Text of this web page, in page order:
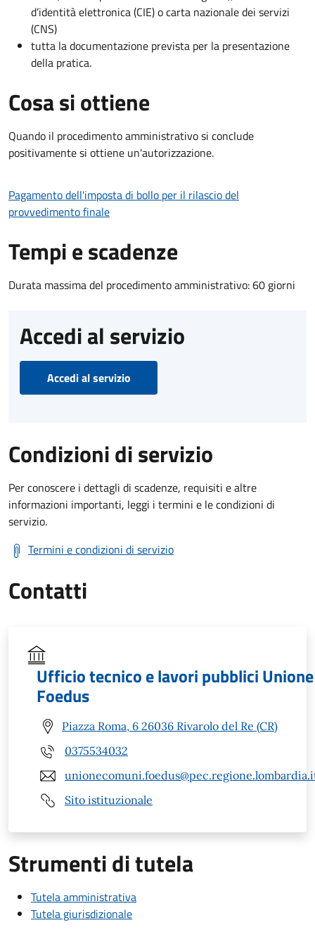
d’identità elettronica (CIE) o carta nazionale dei servizi
(CNS)
tutta la documentazione prevista per la presentazione
della pratica.
Cosa si ottiene
Quando il procedimento amministrativo si conclude
positivamente si ottiene un'autorizzazione.
Pagamento dell'imposta di bollo per il rilascio del
provvedimento finale
Tempi e scadenze
Durata massima del procedimento amministrativo: 60 giorni
Accedi al servizio
Accedi al servizio
Condizioni di servizio
Per conoscere i dettagli di scadenze, requisiti e altre
informazioni importanti, leggi i termini e le condizioni di
servizio.
Termini e condizioni di servizio
Contatti
Ufficio tecnico e lavori pubblici Unione
Foedus
Piazza Roma, 6 26036 Rivarolo del Re (CR)
0375534032
Sito istituzionale
Strumenti di tutela
Tutela amministrativa
Tutela giurisdizionale